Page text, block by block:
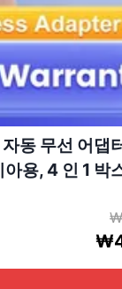
동 무선 어댑
용, 4 인 1 박